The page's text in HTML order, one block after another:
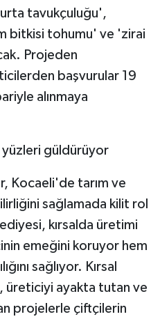
tavukçuluğu',
bitkisi tohumu' ve 'zirai
Projeden
başvurular 19
alınmaya
yüzleri güldürüyor
Kocaeli'de tarım ve
sağlamada kilit rol
kırsalda üretimi
emeğini koruyor hem
sağlıyor. Kırsal
üreticiyi ayakta tutan ve
projelerle çiftçilerin